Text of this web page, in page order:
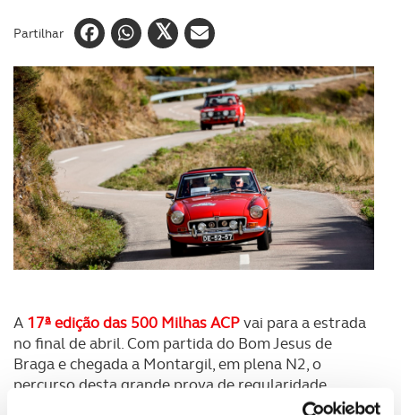
Partilhar
A 17ª edição das 500 Milhas ACPvai para a estrada
no final de abril. Com partida do Bom Jesus de
Braga e chegada a Montargil, em plena N2, o
percurso desta grande prova de regularidade
histórica vai passar pelo Gerês, Boticas, Vila Pouca